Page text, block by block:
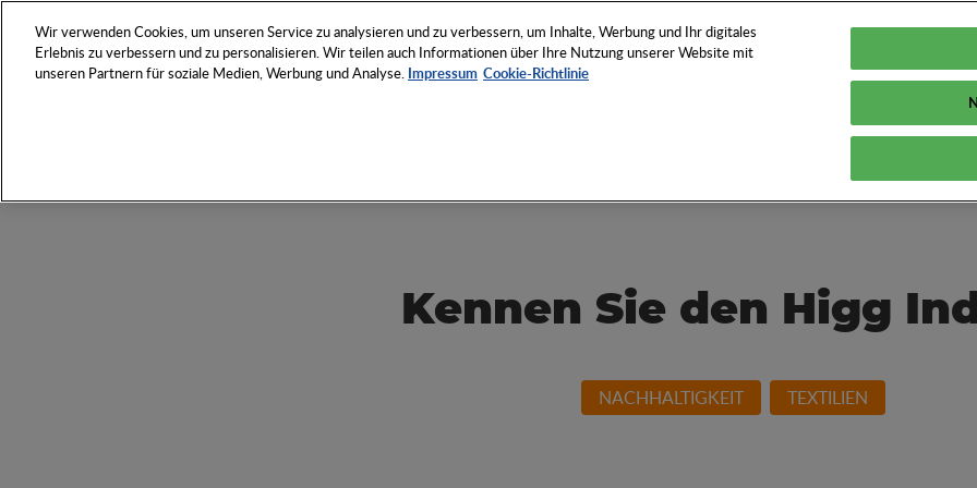
NETZWERK VERANSTALTUNGEN TOOLS NEWS KNOW-HOW FAQS
Kennen Sie den Higg
NACHHALTIGKEIT TEXTILIEN
Wir verwenden Cookies, um unseren Service zu analysieren und zu verbessern, um Inhalte, Werbung und Ihr digitales
Erlebnis zu verbessern und zu personalisieren. Wir teilen auch Informationen über Ihre Nutzung unserer Website mit
unseren Partnern für soziale Medien, Werbung und Analyse. Impressum Cookie-Richtlinie